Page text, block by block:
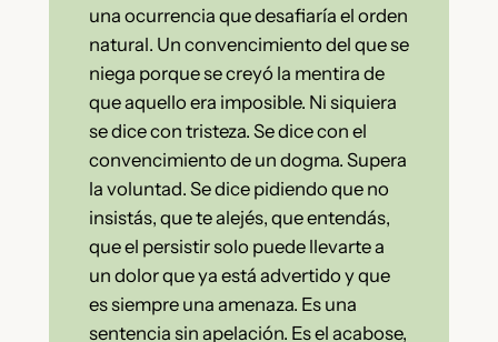
una ocurrencia que desafiaría el orden
natural. Un convencimiento del que se
niega porque se creyó la mentira de
que aquello era imposible. Ni siquiera
se dice con tristeza. Se dice con el
convencimiento de un dogma. Supera
la voluntad. Se dice pidiendo que no
insistás, que te alejés, que entendás,
que el persistir solo puede llevarte a
un dolor que ya está advertido y que
es siempre una amenaza. Es una
sentencia sin apelación. Es el acabose,